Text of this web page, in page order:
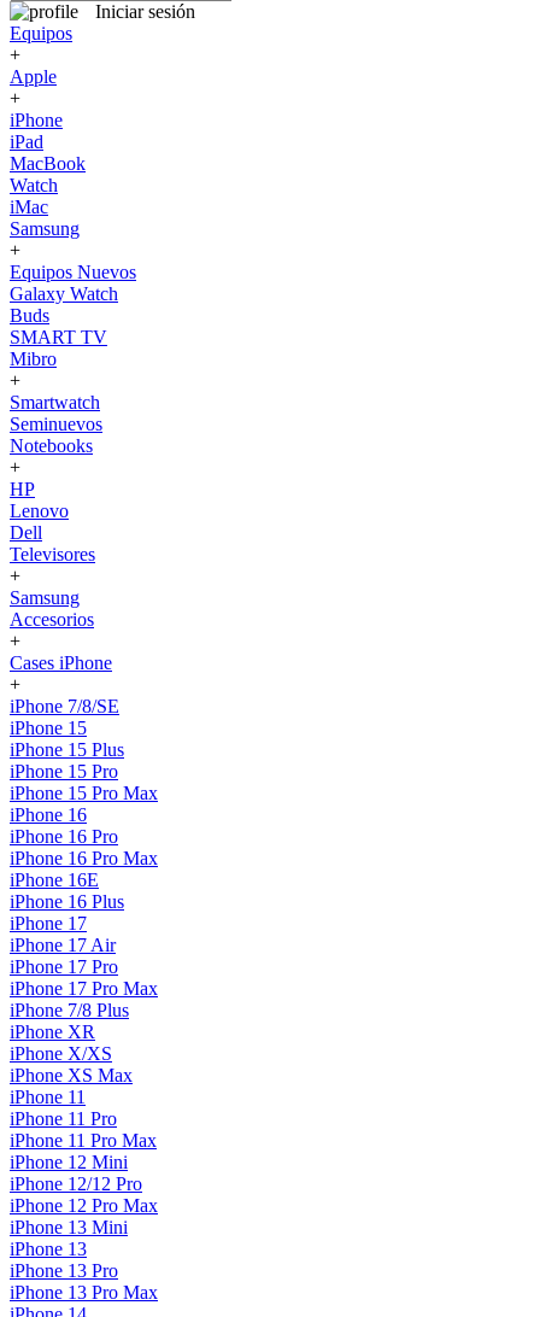
Iniciar sesión
Equipos
+
Apple
+
iPhone
iPad
MacBook
Watch
iMac
Samsung
+
Equipos Nuevos
Galaxy Watch
Buds
SMART TV
Mibro
+
Smartwatch
Seminuevos
Notebooks
+
HP
Lenovo
Dell
Televisores
+
Samsung
Accesorios
+
Cases iPhone
+
iPhone 7/8/SE
iPhone 15
iPhone 15 Plus
iPhone 15 Pro
iPhone 15 Pro Max
iPhone 16
iPhone 16 Pro
iPhone 16 Pro Max
iPhone 16E
iPhone 16 Plus
iPhone 17
iPhone 17 Air
iPhone 17 Pro
iPhone 17 Pro Max
iPhone 7/8 Plus
iPhone XR
iPhone X/XS
iPhone XS Max
iPhone 11
iPhone 11 Pro
iPhone 11 Pro Max
iPhone 12 Mini
iPhone 12/12 Pro
iPhone 12 Pro Max
iPhone 13 Mini
iPhone 13
iPhone 13 Pro
iPhone 13 Pro Max